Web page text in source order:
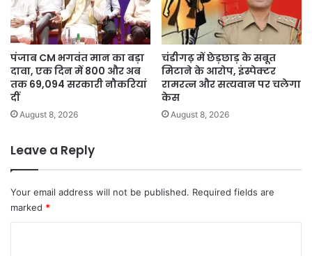
पंजाब CM भगवंत मान का बड़ा
दावा, एक दिन में 800 और अब
तक 69,094 सरकारी नौकरियां
दीं
August 8, 2026
चंडीगढ़ में छेड़छाड़ के सबूत
मिटाने के आरोप, इंस्पेक्टर
रामरत्न और सत्यवान पर चलेगा
केस
August 8, 2026
Leave a Reply
Your email address will not be published. Required fields are
marked *